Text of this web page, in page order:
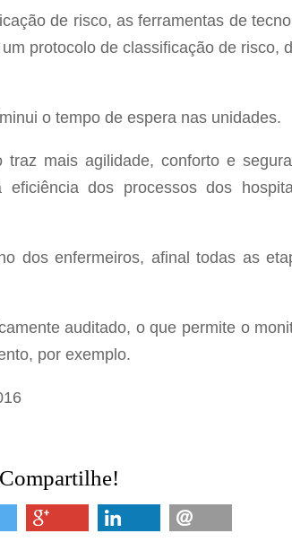
de risco, as ferramentas de
protocolo de classificação de risco,
o tempo de espera nas unidades.
mais agilidade, conforto e
dos processos dos
dos enfermeiros, afinal todas as
auditado, o que permite o
por exemplo.
Compartilhe!